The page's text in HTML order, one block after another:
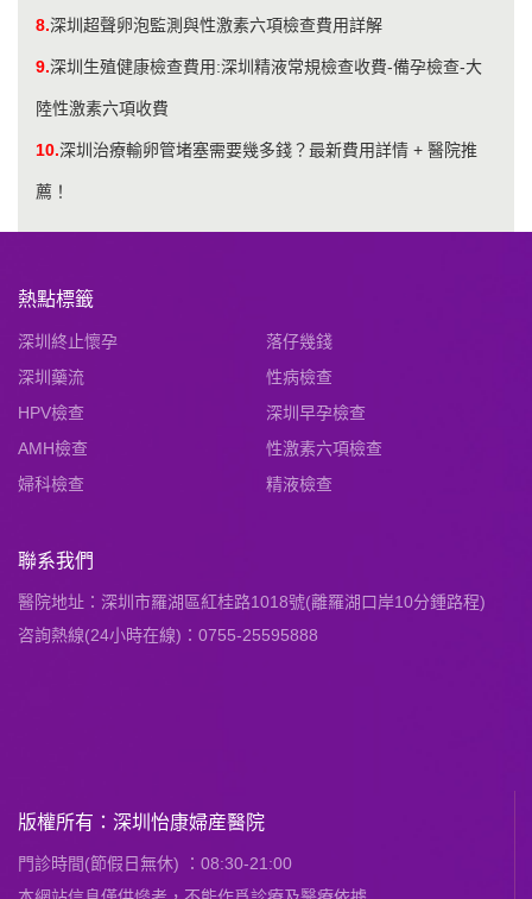
8.深圳超聲卵泡監測與性激素六項檢查費用詳解
9.​深圳生殖健康檢查費用:深圳精液常規檢查收費-備孕檢查-大
陸性激素六項收費
10.​深圳治療輸卵管堵塞需要幾多錢？最新費用詳情 + 醫院推
薦！
熱點標籤
深圳終止懷孕
落仔幾錢
深圳藥流
性病檢查
HPV檢查
深圳早孕檢查
AMH檢查
性激素六項檢查
婦科檢查
精液檢查
聯系我們
醫院地址：深圳市羅湖區紅桂路1018號(離羅湖口岸10分鍾路程)
咨詢熱線(24小時在線)：0755-25595888
版權所有：深圳怡康婦産醫院
門診時間(節假日無休) ：08:30-21:00